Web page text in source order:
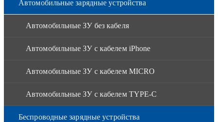
Автомобильные зарядные устройства
Автомобильные ЗУ без кабеля
Автомобильные ЗУ с кабелем iPhone
Автомобильные ЗУ с кабелем MICRO
Автомобильные ЗУ с кабелем TYPE-C
Беспроводные зарядные устройства